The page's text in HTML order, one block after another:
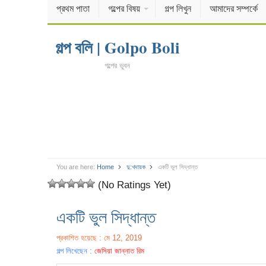
প্রথম পাতা গল্পের বিষয় গল্প লিখুন আমাদের সম্পর্কে
গল্প বলি | Golpo Boli
গল্পের ভুবন
You are here: Home দু:খদায়ক একটি ভুল সিদ্ধান্ত
(No Ratings Yet)
একটি ভুল সিদ্ধান্ত
প্রকাশিত হয়েছে : মে 12, 2019
গল্প লিখেছেন : জেসিয়া জান্নাত রিম